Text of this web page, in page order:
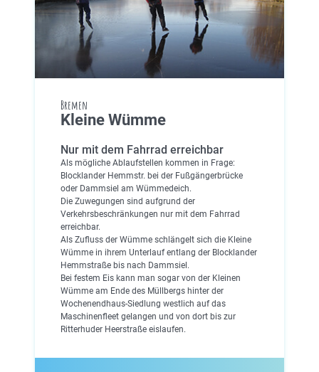
Bremen
Kleine Wümme
Nur mit dem Fahrrad erreichbar
Als mögliche Ablaufstellen kommen in Frage:
Blocklander Hemmstr. bei der Fußgängerbrücke
oder Dammsiel am Wümmedeich.
Die Zuwegungen sind aufgrund der
Verkehrsbeschränkungen nur mit dem Fahrrad
erreichbar.
Als Zufluss der Wümme schlängelt sich die Kleine
Wümme in ihrem Unterlauf entlang der Blocklander
Hemmstraße bis nach Dammsiel.
Bei festem Eis kann man sogar von der Kleinen
Wümme am Ende des Müllbergs hinter der
Wochenendhaus-Siedlung westlich auf das
Maschinenfleet gelangen und von dort bis zur
Ritterhuder Heerstraße eislaufen.